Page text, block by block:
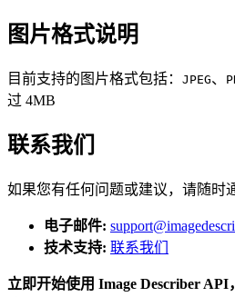
图片格式说明
目前支持的图片格式包括： JPEG、
过 4MB
联系我们
如果您有任何问题或建议，请随时
电子邮件:
技术支持: 联系我们
立即开始使用 Image Describer